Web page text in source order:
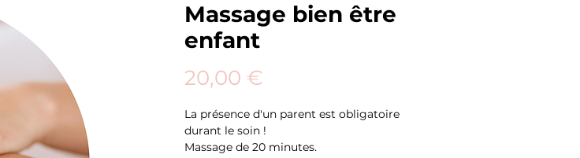
Massage bien être
enfant
20,00 €
La présence d'un parent est obligatoire
durant le soin !
Massage de 20 minutes.